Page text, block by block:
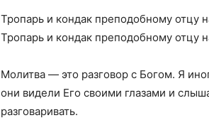
Тропарь и кондак преподобному отцу
Тропарь и кондак преподобному отцу
Молитва — это разговор с Богом. Я
они видели Его своими глазами и
разговаривать.